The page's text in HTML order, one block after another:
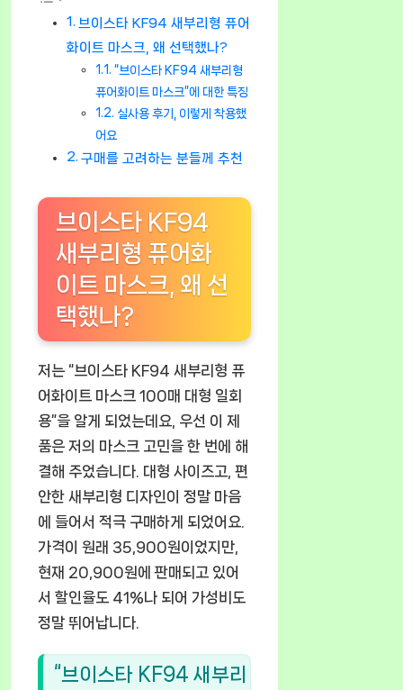
브이스타 KF94 새부리형 퓨어
화이트 마스크, 왜 선택했나?
“브이스타 KF94 새부리형
퓨어화이트 마스크”에 대한 특징
실사용 후기, 이렇게 착용했
어요
구매를 고려하는 분들께 추천
브이스타 KF94
새부리형 퓨어화
이트 마스크, 왜 선
택했나?
저는 “브이스타 KF94 새부리형 퓨
어화이트 마스크 100매 대형 일회
용”을 알게 되었는데요, 우선 이 제
품은 저의 마스크 고민을 한 번에 해
결해 주었습니다. 대형 사이즈고, 편
안한 새부리형 디자인이 정말 마음
에 들어서 적극 구매하게 되었어요.
가격이 원래 35,900원이었지만,
현재 20,900원에 판매되고 있어
서 할인율도 41%나 되어 가성비도
정말 뛰어납니다.
“브이스타 KF94 새부리